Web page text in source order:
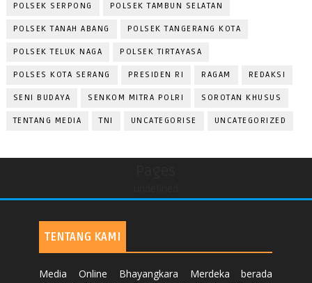
POLSEK SERPONG POLSEK TAMBUN SELATAN
POLSEK TANAH ABANG POLSEK TANGERANG KOTA
POLSEK TELUK NAGA POLSEK TIRTAYASA
POLSES KOTA SERANG PRESIDEN RI RAGAM REDAKSI
SENI BUDAYA SENKOM MITRA POLRI SOROTAN KHUSUS
TENTANG MEDIA TNI UNCATEGORISE UNCATEGORIZED
TENTANG KAMI
Media Online Bhayangkara Merdeka berada